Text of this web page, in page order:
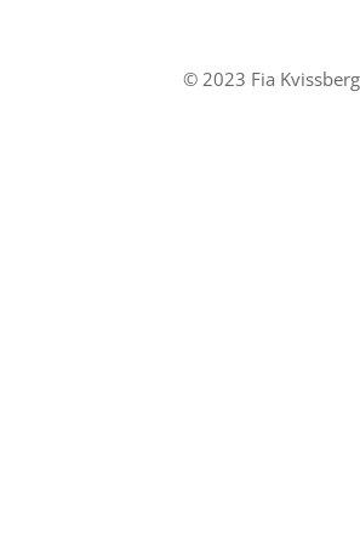
© 2023 Fia Kvissberg